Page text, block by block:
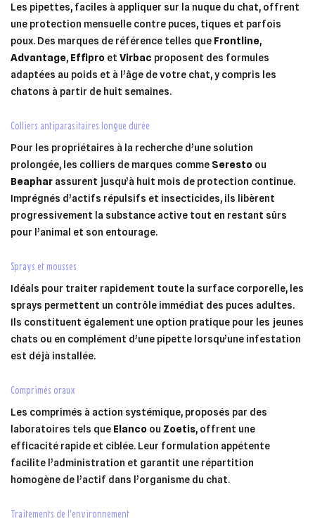
Les pipettes, faciles à appliquer sur la nuque du chat, offrent
une protection mensuelle contre puces, tiques et parfois
poux. Des marques de référence telles que Frontline,
Advantage, Effipro et Virbac proposent des formules
adaptées au poids et à l’âge de votre chat, y compris les
chatons à partir de huit semaines.
colliers antiparasitaires longue durée
Pour les propriétaires à la recherche d’une solution
prolongée, les colliers de marques comme Seresto ou
Beaphar assurent jusqu’à huit mois de protection continue.
Imprégnés d’actifs répulsifs et insecticides, ils libèrent
progressivement la substance active tout en restant sûrs
pour l’animal et son entourage.
sprays et mousses
Idéals pour traiter rapidement toute la surface corporelle, les
sprays permettent un contrôle immédiat des puces adultes.
Ils constituent également une option pratique pour les jeunes
chats ou en complément d’une pipette lorsqu’une infestation
est déjà installée.
comprimés oraux
Les comprimés à action systémique, proposés par des
laboratoires tels que Elanco ou Zoetis, offrent une
efficacité rapide et ciblée. Leur formulation appétente
facilite l’administration et garantit une répartition
homogène de l’actif dans l’organisme du chat.
traitements de l’environnement
Annuler Créer une liste d'envies
Annuler Connexion